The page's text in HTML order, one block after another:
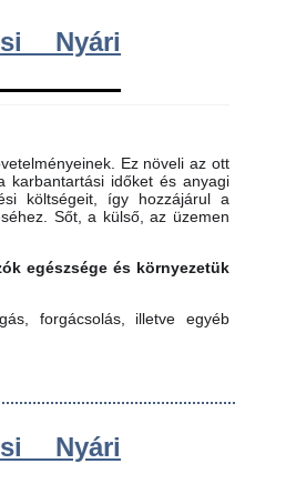
Nyári
Ez növeli az ott
karbantartási időket és anyagi
költségeit, így hozzájárul a
Sőt, a külső, az üzemen
egészsége és környezetük
forgácsolás, illetve egyéb
Nyári